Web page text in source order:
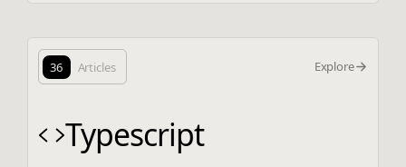
36 Articles Explore
Typescript